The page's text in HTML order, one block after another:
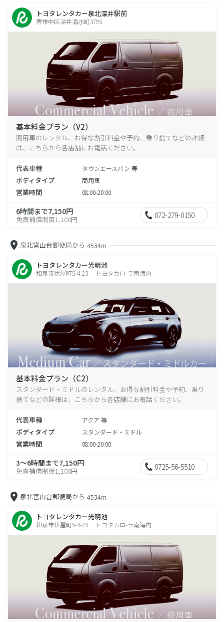
トヨタレンタカー泉北深井駅前
堺市中区深井清水町3795
基本料金プラン（V2）
商用車のレンタル、お得な割引料金や予約、乗り捨てなどの詳細
は、こちらから各店舗にお電話ください。
代表車種 タウンエースバン 等
ボディタイプ 商用車
営業時間 08:00-20:00
6時間まで7,150円
免責補償制度1,100円 072-279-0150
泉北宮山台郵便局から 4534m
トヨタレンタカー光明池
和泉市伏屋町5-4-23 トヨタカロ-ラ南海内
基本料金プラン（C2）
スタンダード・ミドルのレンタル、お得な割引料金や予約、乗り
捨てなどの詳細は、こちらから各店舗にお電話ください。
代表車種 アクア 等
ボディタイプ スタンダード・ミドル
営業時間 08:00-20:00
3～6時間まで7,150円
免責補償制度1,100円 0725-56-5510
泉北宮山台郵便局から 4534m
トヨタレンタカー光明池
和泉市伏屋町5-4-23 トヨタカロ-ラ南海内